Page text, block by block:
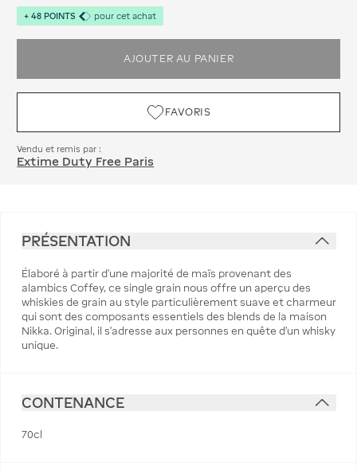
+ 48 POINTS pour cet achat
AJOUTER AU PANIER
FAVORIS
Vendu et remis par :
Extime Duty Free Paris
PRÉSENTATION
Élaboré à partir d’une majorité de maïs provenant des
alambics Coffey, ce single grain nous offre un aperçu des
whiskies de grain au style particulièrement suave et charmeur
qui sont des composants essentiels des blends de la maison
Nikka. Original, il s’adresse aux personnes en quête d’un whisky
unique.
CONTENANCE
70cl